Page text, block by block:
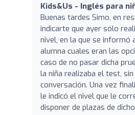
Kids&Us - Inglés para
Buenas tardes Simo, en
indicarte que ayer sólo
nivel, en la que se informó
alumna cuales eran las
caso de no pasar dicha
la niña realizaba el test,
conversación. Una vez
le indicó el nivel que le
disponer de plazas de